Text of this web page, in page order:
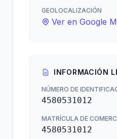
GEOLOCALIZACIÓN
Ver en Google
INFORMACIÓN
NÚMERO DE
4580531012
MATRÍCULA DE
4580531012